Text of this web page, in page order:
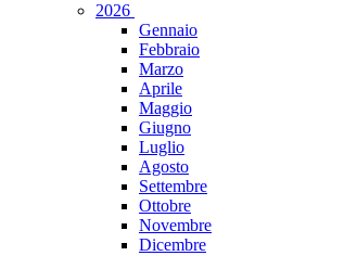
2026
Gennaio
Febbraio
Marzo
Aprile
Maggio
Giugno
Luglio
Agosto
Settembre
Ottobre
Novembre
Dicembre